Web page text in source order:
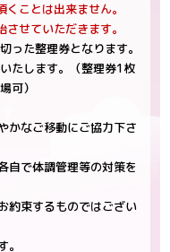
ことは出来ません。
せていただきます。
った整理券となります。
たします。（整理券1枚
可）
かなご移動にご協力下さ
自で体調管理等の対策を
約束するものではござい